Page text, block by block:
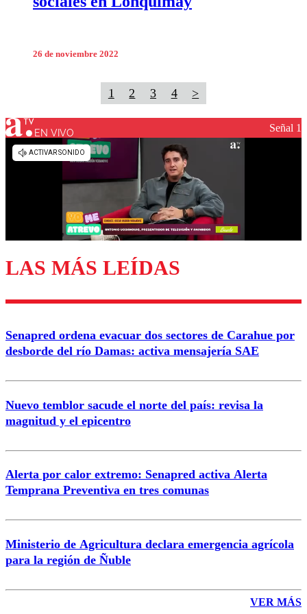
26 de noviembre 2022
1 2 3 4 >
EN VIVO Señal 1
LAS MÁS LEÍDAS
Senapred ordena evacuar dos sectores de Carahue por
desborde del río Damas: activa mensajería SAE
Nuevo temblor sacude el norte del país: revisa la
magnitud y el epicentro
Alerta por calor extremo: Senapred activa Alerta
Temprana Preventiva en tres comunas
Ministerio de Agricultura declara emergencia agrícola
para la región de Ñuble
VER MÁS